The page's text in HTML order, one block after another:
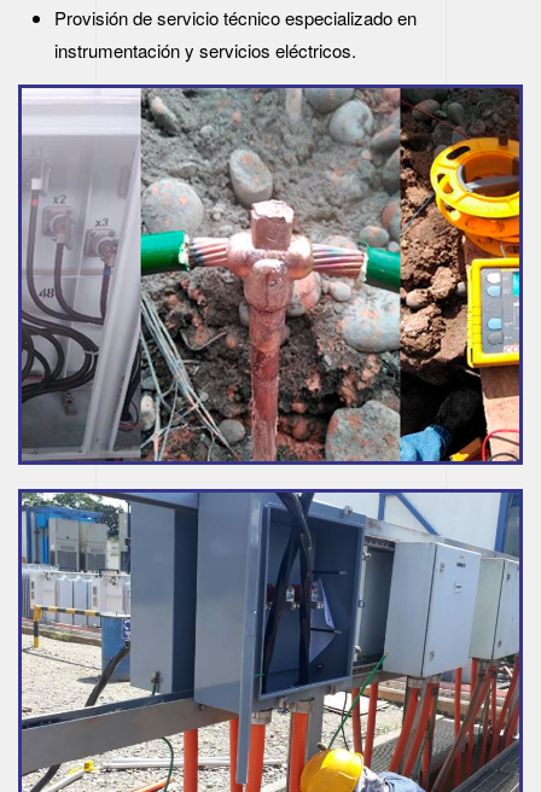
Provisión de servicio técnico especializado en
instrumentación y servicios eléctricos.